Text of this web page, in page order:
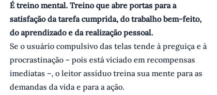
É treino mental. Treino que abre portas para a
satisfação da tarefa cumprida, do trabalho bem-feito,
do aprendizado e da realização pessoal.
Se o usuário compulsivo das telas tende à preguiça e à
procrastinação – pois está viciado em recompensas
imediatas –, o leitor assíduo treina sua mente para as
demandas da vida e para a ação.